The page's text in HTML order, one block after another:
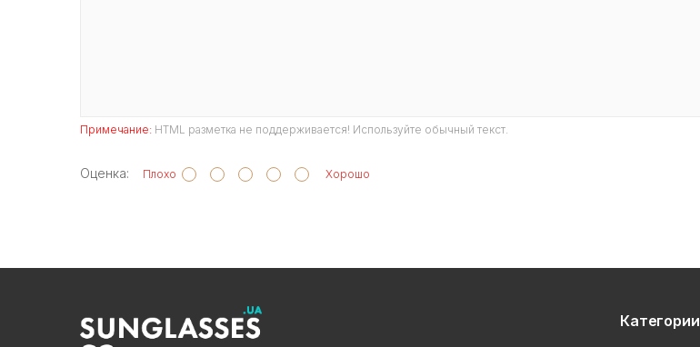
Примечание: HTML разметка не поддерживается! Используйте обычный текст.
Оценка: Плохо Хорошо
Категории